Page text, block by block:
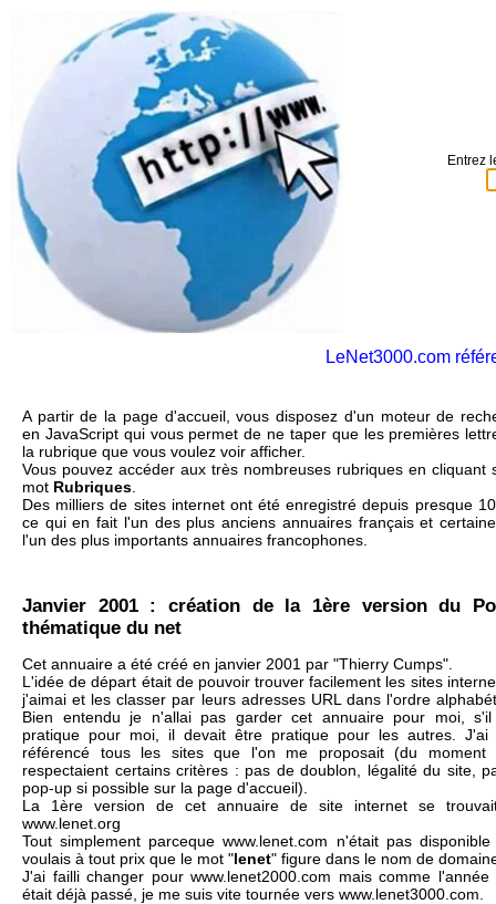
Entrez
LeNet3000.com
A partir de la page d'accueil, vous disposez d'un moteur de
en JavaScript qui vous permet de ne taper que les premières
la rubrique que vous voulez voir afficher.
Vous pouvez accéder aux très nombreuses rubriques en cliquant
mot Rubriques
Des milliers de sites internet ont été enregistré depuis presque
ce qui en fait l'un des plus anciens annuaires français et
l'un des plus importants annuaires francophones.
Janvier 2001 : création de la 1ère version du
thématique du net
Cet annuaire a été créé en janvier 2001 par "Thierry Cumps".
L'idée de départ était de pouvoir trouver facilement les sites
j'aimai et les classer par leurs adresses URL dans l'ordre
Bien entendu je n'allai pas garder cet annuaire pour moi,
pratique pour moi, il devait être pratique pour les autres. J'ai
référencé tous les sites que l'on me proposait (du moment
respectaient certains critères : pas de doublon, légalité du site,
pop-up si possible sur la page d'accueil).
La 1ère version de cet annuaire de site internet se
www.lenet.org
Tout simplement parceque www.lenet.com n'était pas
voulais à tout prix que le mot "lenet" figure dans le nom de
J'ai failli changer pour www.lenet2000.com mais comme l'année
était déjà passé, je me suis vite tournée vers www.lenet3000.com.